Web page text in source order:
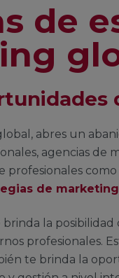
de
abres un
agencias
de marketing
la
profesionales.
te brinda la